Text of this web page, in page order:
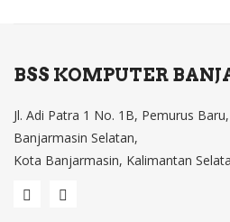
BSS KOMPUTER
Jl. Adi Patra 1 No. 1B, Pemurus
Banjarmasin Selatan,
Kota Banjarmasin, Kalimantan